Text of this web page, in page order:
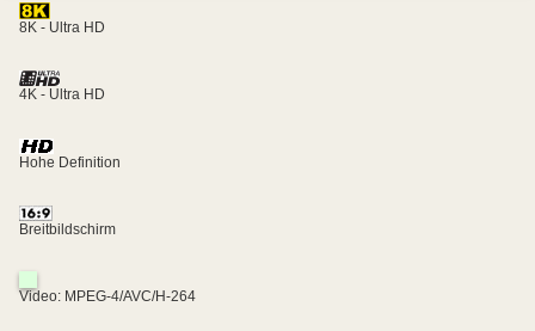
8K - Ultra HD
4K - Ultra HD
Hohe Definition
Breitbildschirm
Video: MPEG-4/AVC/H-264